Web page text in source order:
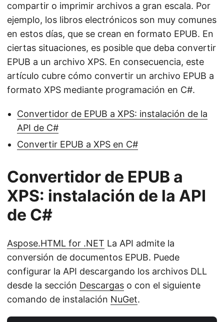
compartir o imprimir archivos a gran escala. Por
ejemplo, los libros electrónicos son muy comunes
en estos días, que se crean en formato EPUB. En
ciertas situaciones, es posible que deba convertir
EPUB a un archivo XPS. En consecuencia, este
artículo cubre cómo convertir un archivo EPUB a
formato XPS mediante programación en C#.
Convertidor de EPUB a XPS: instalación de la
API de C#
Convertir EPUB a XPS en C#
Convertidor de EPUB a
XPS: instalación de la API
de C#
Aspose.HTML for .NET La API admite la
conversión de documentos EPUB. Puede
configurar la API descargando los archivos DLL
desde la sección Descargas o con el siguiente
comando de instalación NuGet.